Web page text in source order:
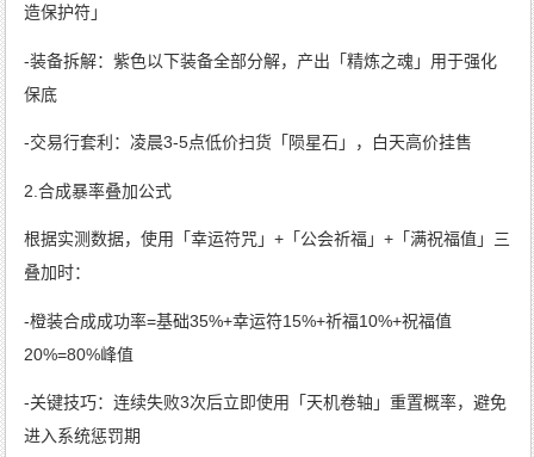
造保护符」
-装备拆解：紫色以下装备全部分解，产出「精炼之魂」用于强化
保底
-交易行套利：凌晨3-5点低价扫货「陨星石」，白天高价挂售
2.合成暴率叠加公式
根据实测数据，使用「幸运符咒」+「公会祈福」+「满祝福值」三
叠加时：
-橙装合成成功率=基础35%+幸运符15%+祈福10%+祝福值
20%=80%峰值
-关键技巧：连续失败3次后立即使用「天机卷轴」重置概率，避免
进入系统惩罚期